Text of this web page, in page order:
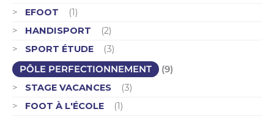
EFOOT
(1)
HANDISPORT
(2)
SPORT ÉTUDE
(3)
PÔLE PERFECTIONNEMENT
(9)
STAGE VACANCES
(3)
FOOT À L'ÉCOLE
(1)